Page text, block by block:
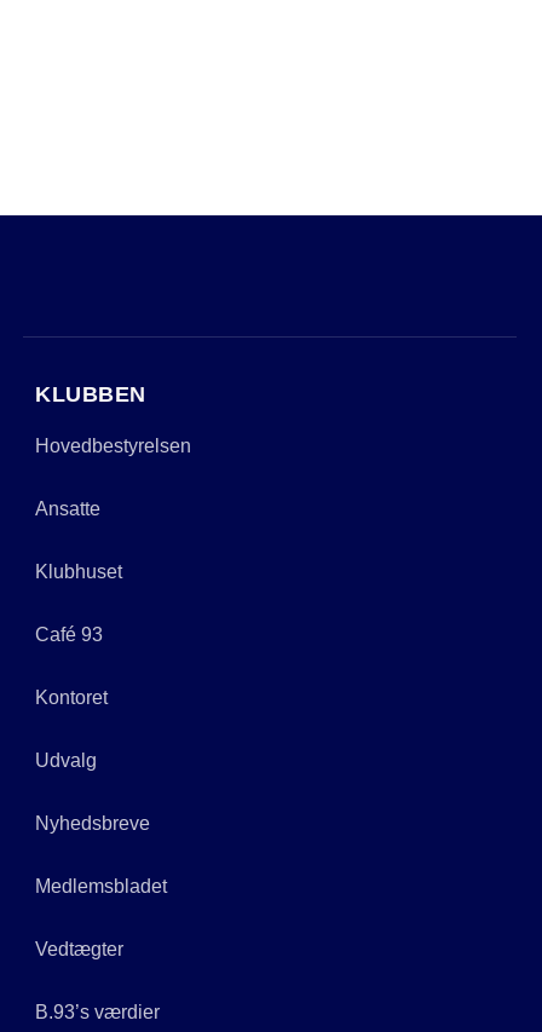
KLUBBEN
Hovedbestyrelsen
Ansatte
Klubhuset
Café 93
Kontoret
Udvalg
Nyhedsbreve
Medlemsbladet
Vedtægter
B.93’s værdier